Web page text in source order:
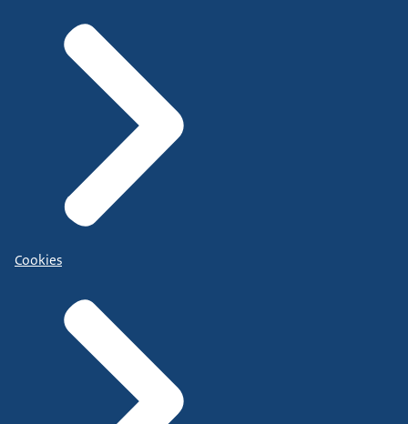
Cookies